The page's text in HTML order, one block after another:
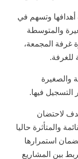
وتسهم في
والمتوسطة
غرفة المجمعة،
للغرفة.
والصغيرة
التسجيل فيها.
لاحتضان
والمتأثرة حاليا
استمرارها
بين المشاريع